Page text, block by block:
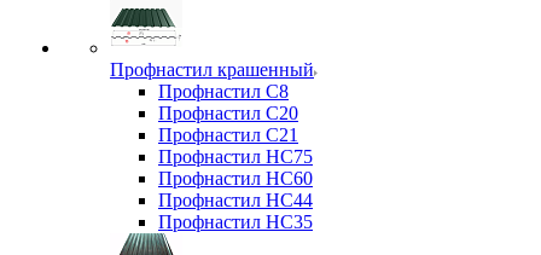
Профнастил крашенный
Профнастил С8
Профнастил С20
Профнастил С21
Профнастил НС75
Профнастил НС60
Профнастил НС44
Профнастил НС35